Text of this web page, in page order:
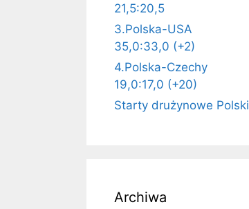
21,5:20,5
3.Polska-USA
35,0:33,0 (+2)
4.Polska-Czechy
19,0:17,0 (+20)
Starty drużynowe Polski
Archiwa